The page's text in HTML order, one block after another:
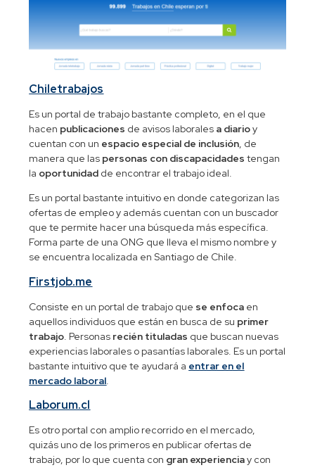
Chiletrabajos
Es un portal de trabajo bastante completo, en el que
hacen publicaciones de avisos laborales a diarioy
cuentan con un espacio especial de inclusión, de
manera que las personas con discapacidades tengan
la oportunidad de encontrar el trabajo ideal.
Es un portal bastante intuitivo en donde categorizan las
ofertas de empleo y además cuentan con un buscador
que te permite hacer una búsqueda más específica.
Forma parte de una ONG que lleva el mismo nombre y
se encuentra localizada en Santiago de Chile.
Firstjob.me
Consiste en un portal de trabajo que se enfoca en
aquellos individuos que están en busca de su primer
trabajo. Personas recién tituladas que buscan nuevas
experiencias laborales o pasantías laborales. Es un portal
bastante intuitivo que te ayudará a entrar en el
mercado laboral.
Laborum.cl
Es otro portal con amplio recorrido en el mercado,
quizás uno de los primeros en publicar ofertas de
trabajo, por lo que cuenta con gran experienciay con